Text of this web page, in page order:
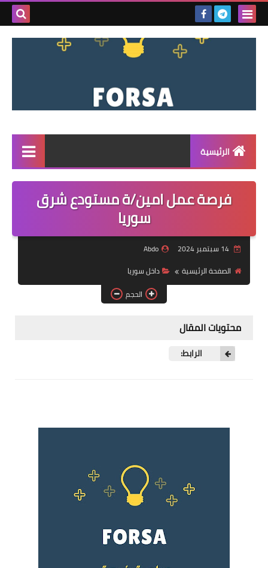
بحث
الرئيسية
القائمة
مناقصات
فرص عمل داخل سوريا
فرص عمل في العراق
فرص عمل في اليمن
فرصة عمل امين/ة مستودع شرق
سوريا
14 سبتمبر 2024
Abdo
الصفحة الرئيسية
داخل سوريا
الحجم
محتويات المقال
الرابط: